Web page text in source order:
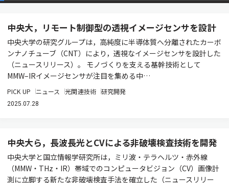
中央大，リモート制御型の透視イメージセンサを設計
中央大学の研究グループは，高純度に半導体質へ分離されたカーボ
ンナノチューブ（CNT）により，透視なイメージセンサを設計した
（ニュースリリース）。 モノづくりを支える基幹技術として
MMW–IRイメージセンサが注目を集める中…
PICK UP ニュース 光関連技術 研究開発
2025.07.28
中央大ら，長波長光とCVによる非破壊検査技術を開発
中央大学と国立情報学研究所は，ミリ波・テラヘルツ・赤外線
（MMW・THz・IR）帯域でのコンピュータビジョン（CV）画像計
測に立脚する新たな非破壊検査手法を確立した（ニュースリリー